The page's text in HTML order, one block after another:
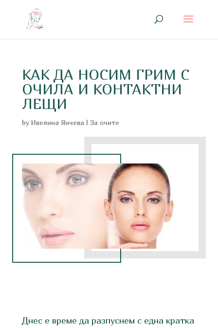
КАК ДА НОСИМ ГРИМ С
ОЧИЛА И КОНТАКТНИ
ЛЕЩИ
by Ивелина Янчева | За очите
Днес е време да разпуснем с една кратка